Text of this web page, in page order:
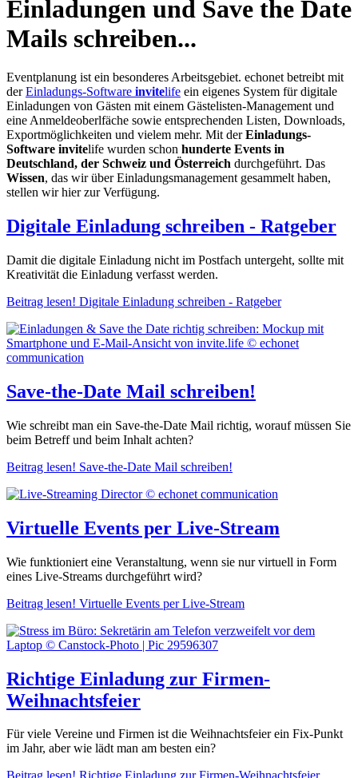
Einladungen und Save the Date
Mails schreiben...
Eventplanung ist ein besonderes Arbeitsgebiet. echonet betreibt mit
derEinladungs-Software invitelife ein eigenes System für digitale
Einladungen von Gästen mit einem Gästelisten-Management und
eine Anmeldeoberlfäche sowie entsprechenden Listen, Downloads,
Exportmöglichkeiten und vielem mehr. Mit derEinladungs-
Software invitelife wurden schon hunderte Events in
Deutschland, der Schweiz und Österreich durchgeführt. Das
Wissen, das wir über Einladungsmanagement gesammelt haben,
stellen wir hier zur Verfügung.
Digitale Einladung schreiben - Ratgeber
Damit die digitale Einladung nicht im Postfach untergeht, sollte mit
Kreativität die Einladung verfasst werden.
Beitrag lesen! Digitale Einladung schreiben - Ratgeber
Save-the-Date Mail schreiben!
Wie schreibt man ein Save-the-Date Mail richtig, worauf müssen Sie
beim Betreff und beim Inhalt achten?
Beitrag lesen! Save-the-Date Mail schreiben!
Virtuelle Events per Live-Stream
Wie funktioniert eine Veranstaltung, wenn sie nur virtuell in Form
eines Live-Streams durchgeführt wird?
Beitrag lesen! Virtuelle Events per Live-Stream
Richtige Einladung zur Firmen-
Weihnachtsfeier
Für viele Vereine und Firmen ist die Weihnachtsfeier ein Fix-Punkt
im Jahr, aber wie lädt man am besten ein?